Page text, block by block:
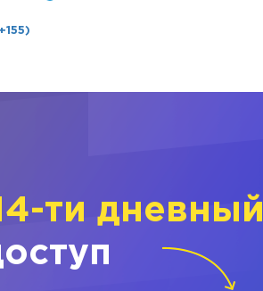
ти дневный